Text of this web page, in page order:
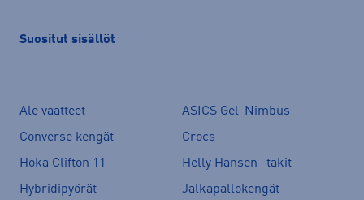
Suositut sisällöt
Ale vaatteet
ASICS Gel-Nimbus
Converse kengät
Crocs
Hoka Clifton 11
Helly Hansen -takit
Hybridipyörät
Jalkapallokengät